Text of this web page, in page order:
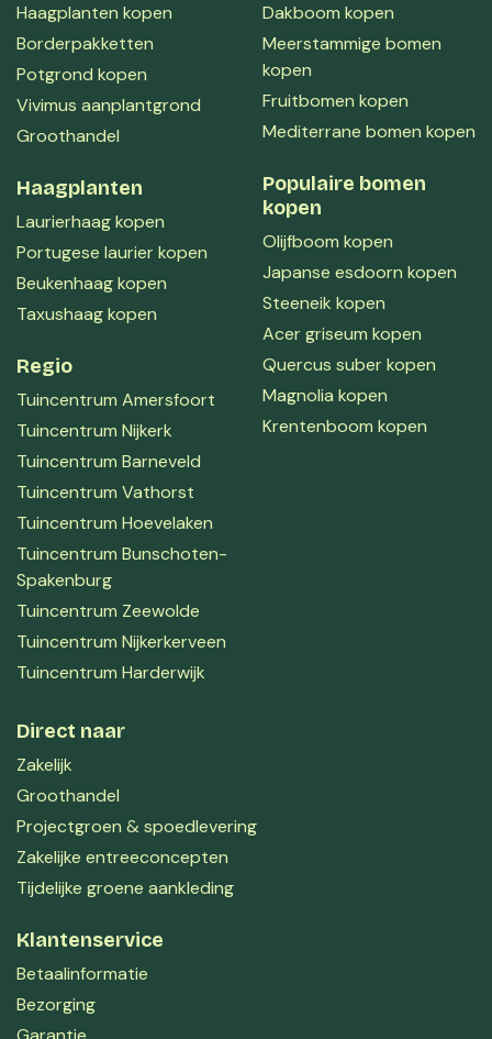
Haagplanten kopen
Borderpakketten
Potgrond kopen
Vivimus aanplantgrond
Groothandel
Haagplanten
Laurierhaag kopen
Portugese laurier kopen
Beukenhaag kopen
Taxushaag kopen
Regio
Tuincentrum Amersfoort
Tuincentrum Nijkerk
Tuincentrum Barneveld
Tuincentrum Vathorst
Tuincentrum Hoevelaken
Tuincentrum Bunschoten-
Spakenburg
Tuincentrum Zeewolde
Tuincentrum Nijkerkerveen
Tuincentrum Harderwijk
Dakboom kopen
Meerstammige bomen
kopen
Fruitbomen kopen
Mediterrane bomen kopen
Populaire bomen
kopen
Olijfboom kopen
Japanse esdoorn kopen
Steeneik kopen
Acer griseum kopen
Quercus suber kopen
Magnolia kopen
Krentenboom kopen
Direct naar
Zakelijk
Groothandel
Projectgroen & spoedlevering
Zakelijke entreeconcepten
Tijdelijke groene aankleding
Klantenservice
Betaalinformatie
Bezorging